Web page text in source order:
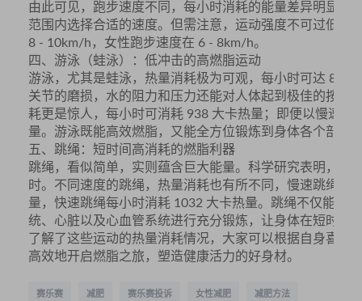
由此可见，跑步速度不同，每小时消耗的能量差异明显
范围内选择合适的速度。但需注意，运动强度不可过低，
8 - 10km/h，女性跑步速度在 6 - 8km/h。
四、游泳（蛙泳）：低冲击的高燃脂运动
游泳，尤其是蛙泳，热量消耗极为可观，每小时可达 845
关节的磨损，水的阻力和压力还能对人体起到极佳的按摩
耗更是惊人，每小时可消耗 938 大卡热量；即便以慢速
量。游泳既能高效燃脂，又能全方位锻炼到身体各个部位
五、跳绳：短时间高消耗的燃脂利器
跳绳，看似简单，实则蕴含巨大能量。科学研究表明，跳
时。不同速度的跳绳，热量消耗也有所不同，慢速跳绳每
量，快速跳绳每小时消耗 1032 大卡热量。跳绳不仅能助
统、心脏以及心血管系统进行充分锻炼，让身体在短时间
了解了这些运动的热量消耗情况，大家可以根据自身喜
高效地开启燃脂之旅，塑造健康活力的好身材。
赛乐赛 减肥 赛乐赛投诉 女性减肥 减肥方法